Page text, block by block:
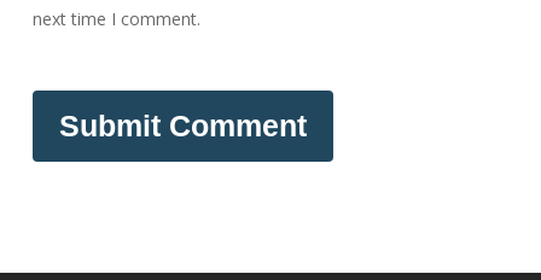
next time I comment.